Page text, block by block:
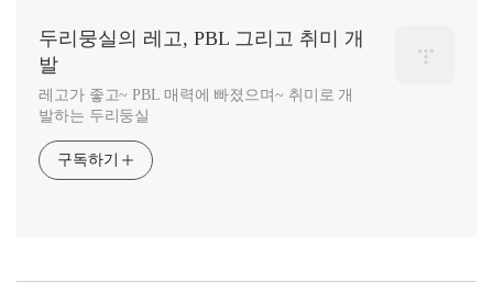
두리뭉실의 레고, PBL 그리고 취미 개
발
레고가 좋고~ PBL 매력에 빠졌으며~ 취미로 개
발하는 두리둥실
구독하기